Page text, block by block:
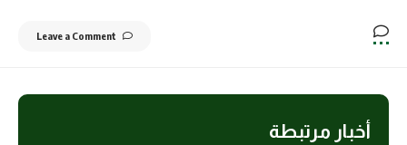
Leave a Comment
أخبار مرتبطة